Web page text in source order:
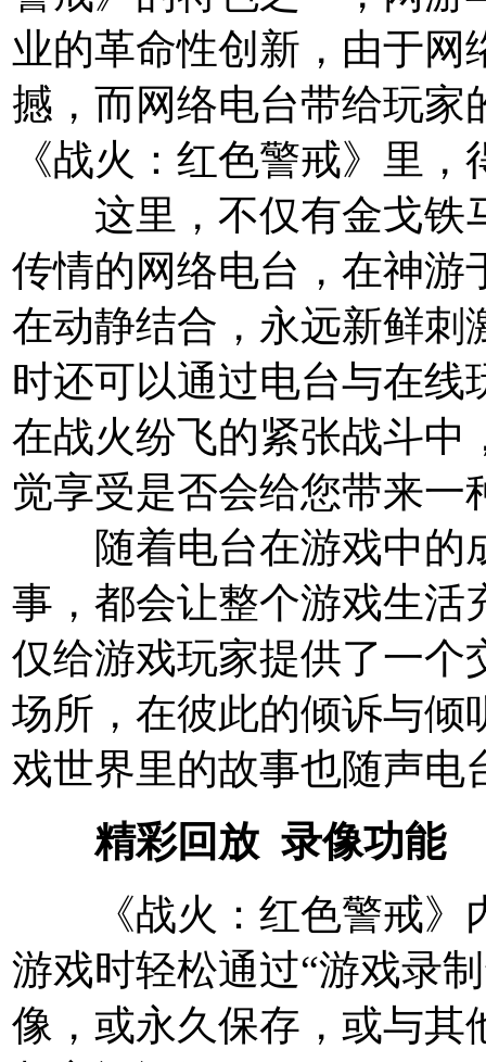
业的革命性创新，由于网
撼，而网络电台带给玩家
《战火：红色警戒》里
这里，不仅有金戈铁
传情的网络电台，在神游
在动静结合，永远新鲜刺
时还可以通过电台与在线
在战火纷飞的紧张战斗中
觉享受是否会给您带来一
随着电台在游戏中的
事，都会让整个游戏生活
仅给游戏玩家提供了一个
场所，在彼此的倾诉与倾
戏世界里的故事也随声电
精彩回放 录像功能
《战火：红色警戒》
游戏时轻松通过“游戏录
像，或永久保存，或与其